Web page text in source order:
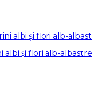
albi și flori alb-albastre